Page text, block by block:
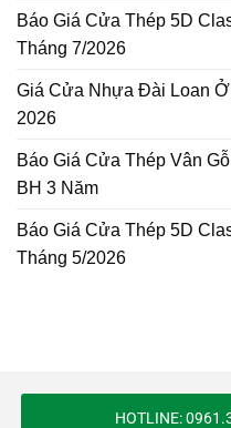
Báo Giá Cửa Thép 5D
Tháng 7/2026
Giá Cửa Nhựa Đài Loan
2026
Báo Giá Cửa Thép Vân
BH 3 Năm
Báo Giá Cửa Thép 5D
Tháng 5/2026
HOTLINE: